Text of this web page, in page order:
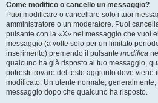
Come modifico o cancello un messaggio?
Puoi modificare o cancellare solo i tuoi
amministratore o un moderatore. Puoi
pulsante con la «X» nel messaggio che vuoi
messaggio (a volte solo per un limitato
inserimento) premendo il pulsante modifica
qualcuno ha già risposto al tuo messaggio,
potresti trovare del testo aggiunto dove viene
modificato. Un utente normale,
messaggio dopo che qualcuno ha risposto.